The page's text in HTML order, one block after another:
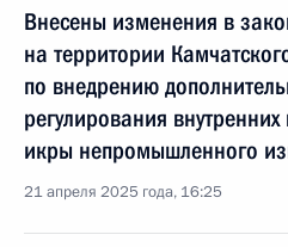
Внесены изменения в
на территории
по внедрению
регулирования
икры непромышленного
21 апреля 2025 года, 16:25